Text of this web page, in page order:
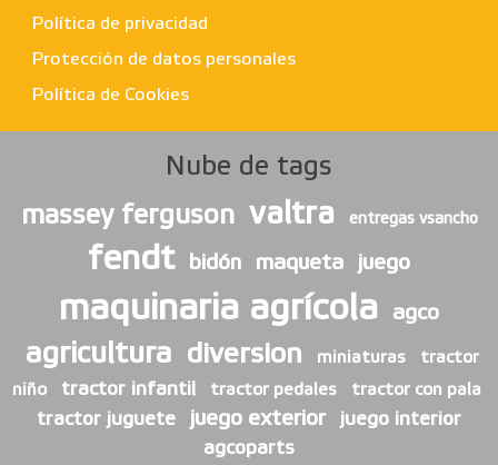
Política de privacidad
Protección de datos personales
Política de Cookies
Nube de tags
massey ferguson
valtra entregas vsancho
fendt bidón maqueta juego
maquinaria agrícola agco
agricultura diversion miniaturas tractor
niño tractor infantil tractor pedales tractor con pala
tractor juguete juego exterior
juego interior
agcoparts